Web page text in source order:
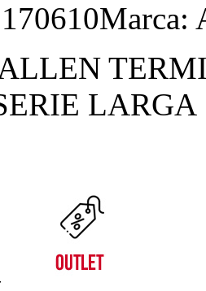
170610Marca:
LARGA